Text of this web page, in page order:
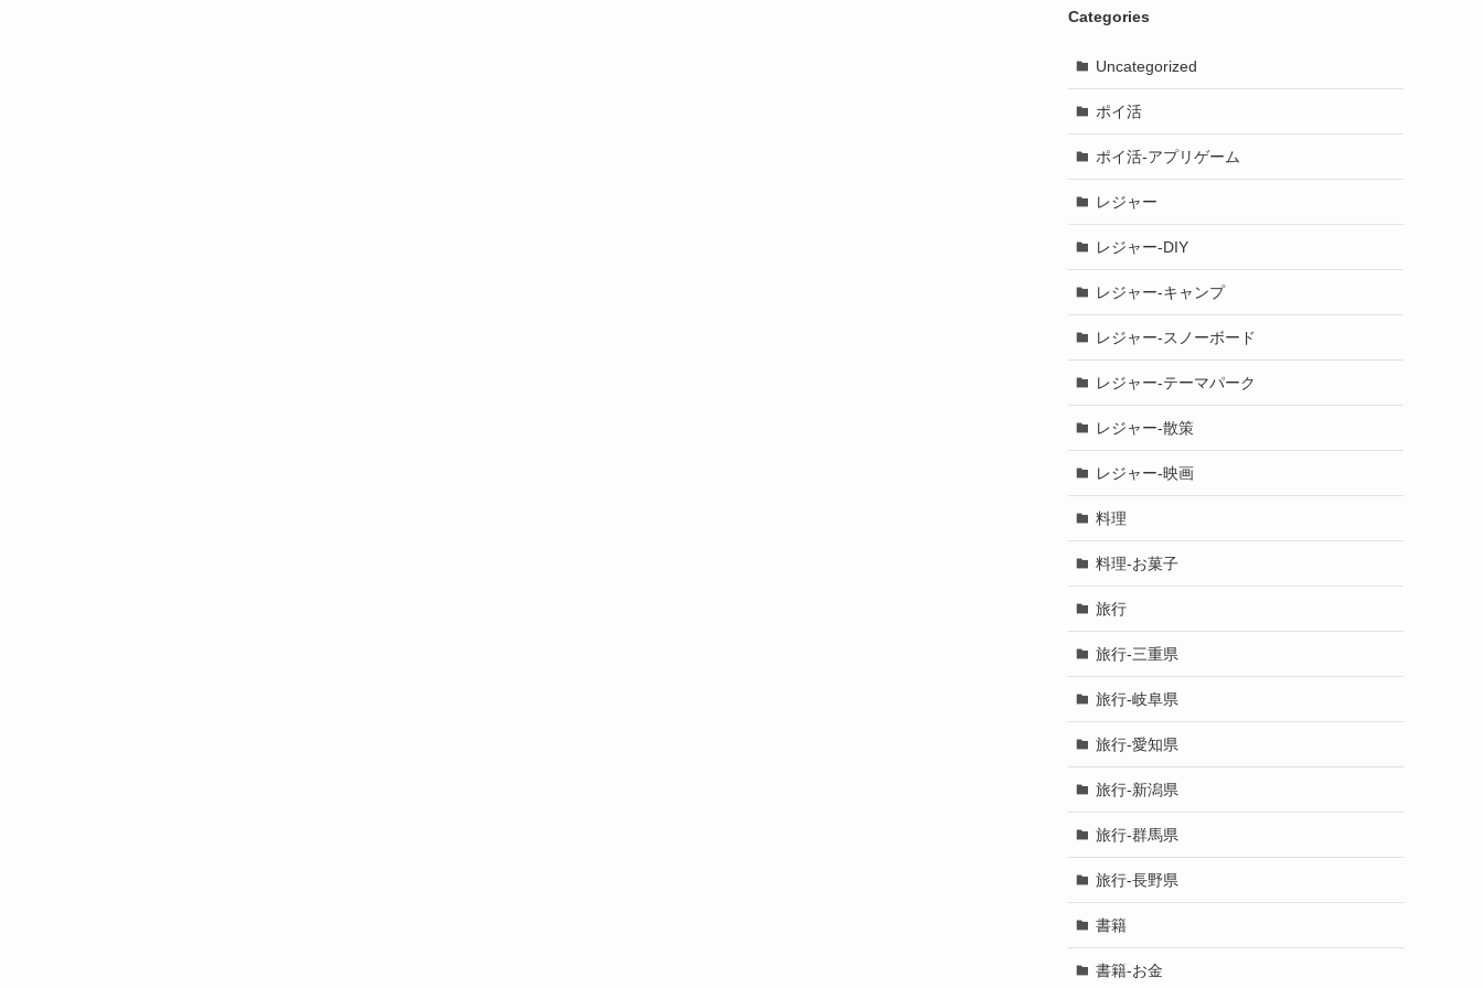
Categories
Uncategorized
ポイ活
ポイ活-アプリゲーム
レジャー
レジャー-DIY
レジャー-キャンプ
レジャー-スノーボード
レジャー-テーマパーク
レジャー-散策
レジャー-映画
料理
料理-お菓子
旅行
旅行-三重県
旅行-岐阜県
旅行-愛知県
旅行-新潟県
旅行-群馬県
旅行-長野県
書籍
書籍-お金